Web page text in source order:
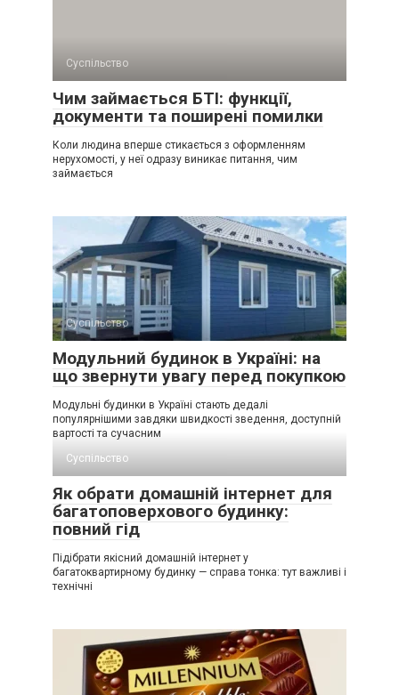
Суспільство
Чим займається БТІ: функції,
документи та поширені помилки
Коли людина вперше стикається з оформленням
нерухомості, у неї одразу виникає питання, чим
займається
Суспільство
Модульний будинок в Україні: на
що звернути увагу перед покупкою
Модульні будинки в Україні стають дедалі
популярнішими завдяки швидкості зведення, доступній
вартості та сучасним
Суспільство
Як обрати домашній інтернет для
багатоповерхового будинку:
повний гід
Підібрати якісний домашній інтернет у
багатоквартирному будинку — справа тонка: тут важливі і
технічні